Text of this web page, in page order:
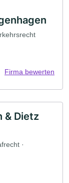
Firma bewerten
& Dietz
·